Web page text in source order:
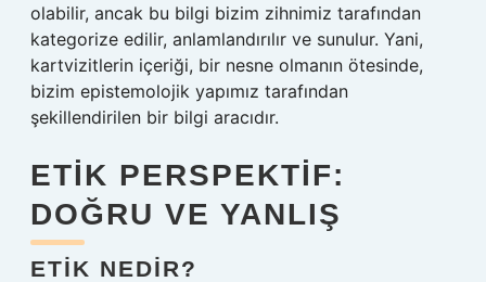
olabilir, ancak bu bilgi bizim zihnimiz tarafından
kategorize edilir, anlamlandırılır ve sunulur. Yani,
kartvizitlerin içeriği, bir nesne olmanın ötesinde,
bizim epistemolojik yapımız tarafından
şekillendirilen bir bilgi aracıdır.
ETIK PERSPEKTIF:
DOĞRU VE YANLIŞ
ETIK NEDIR?